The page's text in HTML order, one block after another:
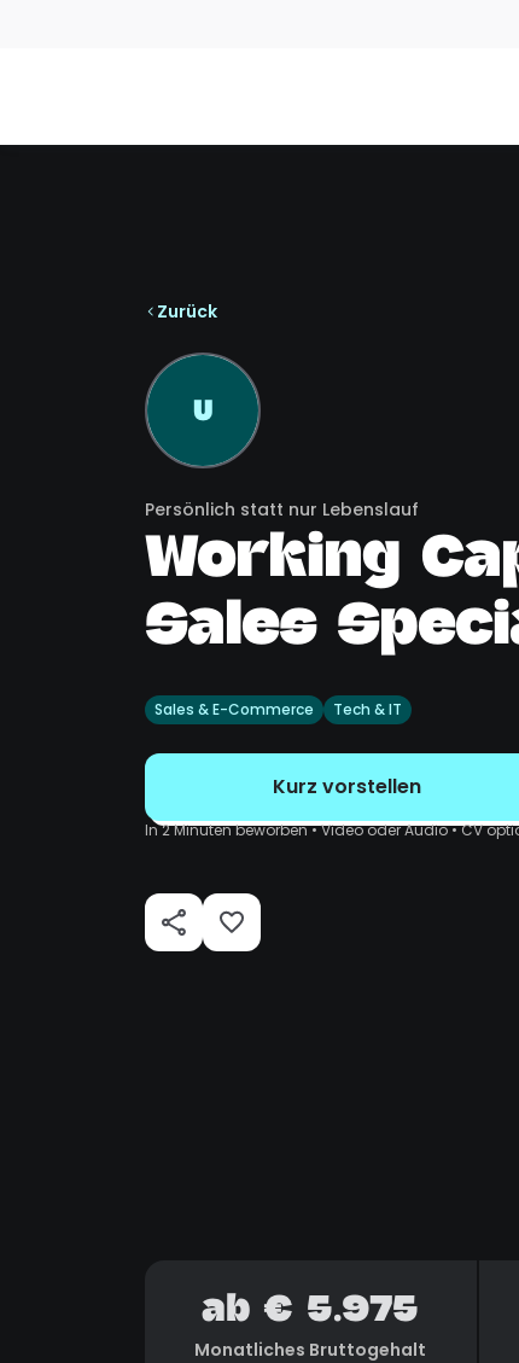
Zurück
U
Persönlich statt nur Lebenslauf
Working
Sales
Sales & E-Commerce Tech & IT
Kurz vorstellen
In 2 Minuten beworben • Video oder Audio • CV
ab € 5.975
Monatliches Bruttogehalt